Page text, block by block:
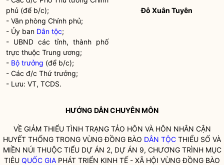
phủ (để b/c);
- Văn phòng Chính phủ;
- Ủy ban Dân tộc;
- UBND các tỉnh, thành phố
trực thuộc Trung ương;
- Bộ trưởng (để b/c);
- Các đ/c Thứ trưởng;
- Lưu: VT, TCDS.
Đỗ Xuân Tuyên
HƯỚNG DẪN CHUYÊN MÔN
VỀ GIẢM THIỂU TÌNH TRẠNG TẢO HÔN VÀ HÔN NHÂN CẬN
HUYẾT THỐNG TRONG VÙNG ĐỒNG BÀO DÂN TỘC THIỂU SỐ VÀ
MIỀN NÚI THUỘC TIỂU DỰ ÁN 2, DỰ ÁN 9, CHƯƠNG TRÌNH MỤC
TIÊU QUỐC GIA PHÁT TRIỂN KINH TẾ - XÃ HỘI VÙNG ĐỒNG BÀO